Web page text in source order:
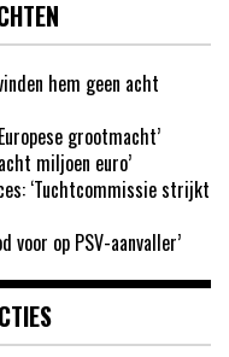
hem geen acht
grootmacht’
miljoen euro’
‘Tuchtcommissie strijkt
voor op PSV-aanvaller’